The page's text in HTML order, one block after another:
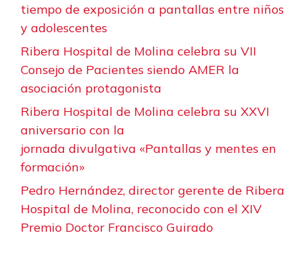
tiempo de exposición a pantallas entre niños
y adolescentes
Ribera Hospital de Molina celebra su VII
Consejo de Pacientes siendo AMER la
asociación protagonista
Ribera Hospital de Molina celebra su XXVI
aniversario con la
jornada divulgativa «Pantallas y mentes en
formación»
Pedro Hernández, director gerente de Ribera
Hospital de Molina, reconocido con el XIV
Premio Doctor Francisco Guirado